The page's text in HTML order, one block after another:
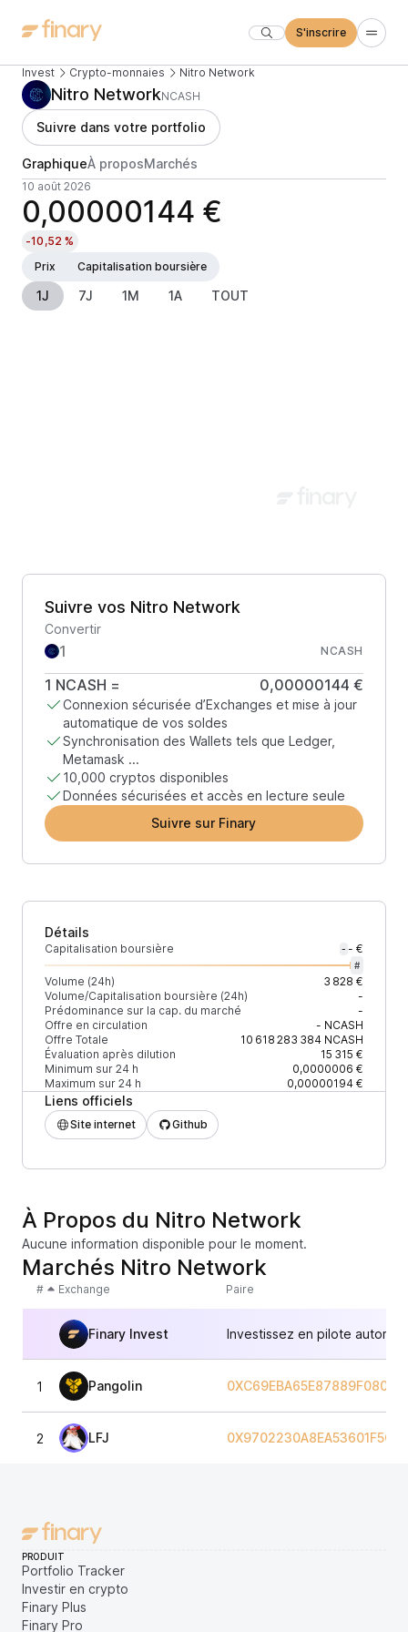
S'inscrire
Invest Crypto-monnaies Nitro Network
Nitro NetworkNCASH
Suivre dans votre portfolio
GraphiqueÀ proposMarchés
10 août 2026
0,00000144 €
-10,52 %
Prix
Capitalisation boursière
1J 7J 1M 1A TOUT
Suivre vos Nitro Network
Convertir
NCASH
1 NCASH = 0,00000144 €
Connexion sécurisée d’Exchanges et mise à jour
automatique de vos soldes
Synchronisation des Wallets tels que Ledger,
Metamask ...
10,000 cryptos disponibles
Données sécurisées et accès en lecture seule
Suivre sur Finary
Détails
Capitalisation boursière - - €
#
Volume (24h)
3 828 €
Volume/Capitalisation boursière (24h)
-
Prédominance sur la cap. du marché
-
Offre en circulation
- NCASH
Offre Totale
10 618 283 384NCASH
Évaluation après dilution
15 315 €
Minimum sur 24 h
0,0000006 €
Maximum sur 24 h
0,00000194 €
Liens officiels
Site internet Github
À Propos du Nitro Network
Aucune information disponible pour le moment.
Marchés Nitro Network
# Exchange Paire
Finary Invest Investissez en pilote
1 Pangolin
2 LFJ
PRODUIT
Portfolio Tracker
Investir en crypto
Finary Plus
Finary Pro